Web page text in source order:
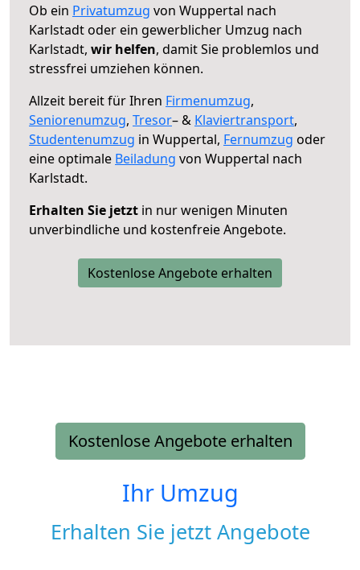
Ob ein Privatumzug von Wuppertal nach
Karlstadt oder ein gewerblicher Umzug nach
Karlstadt, wir helfen, damit Sie problemlos und
stressfrei umziehen können.
Allzeit bereit für Ihren Firmenumzug,
Seniorenumzug, Tresor– & Klaviertransport,
Studentenumzug in Wuppertal, Fernumzug oder
eine optimale Beiladung von Wuppertal nach
Karlstadt.
Erhalten Sie jetzt in nur wenigen Minuten
unverbindliche und kostenfreie Angebote.
Kostenlose Angebote erhalten
Kostenlose Angebote erhalten
Ihr Umzug
Erhalten Sie jetzt Angebote